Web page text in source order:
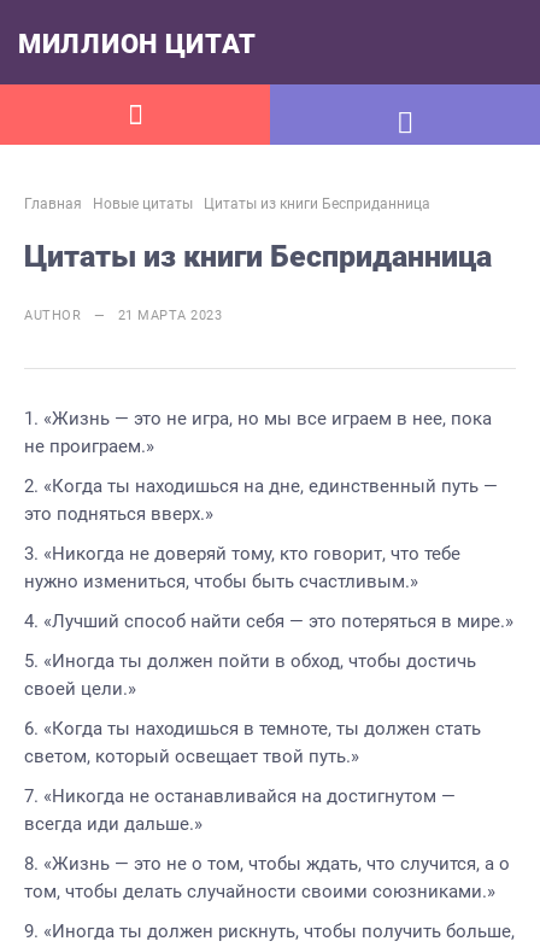
МИЛЛИОН ЦИТАТ
Главная Новые цитаты Цитаты из книги Бесприданница
Цитаты из книги Бесприданница
AUTHOR — 21 МАРТА 2023
«Жизнь — это не игра, но мы все играем в нее, пока
не проиграем.»
«Когда ты находишься на дне, единственный путь —
это подняться вверх.»
«Никогда не доверяй тому, кто говорит, что тебе
нужно измениться, чтобы быть счастливым.»
«Лучший способ найти себя — это потеряться в мире.»
«Иногда ты должен пойти в обход, чтобы достичь
своей цели.»
«Когда ты находишься в темноте, ты должен стать
светом, который освещает твой путь.»
«Никогда не останавливайся на достигнутом —
всегда иди дальше.»
«Жизнь — это не о том, чтобы ждать, что случится, а о
том, чтобы делать случайности своими союзниками.»
«Иногда ты должен рискнуть, чтобы получить больше,